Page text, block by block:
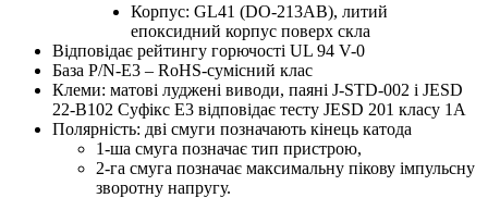
Корпус: GL41 (DO-213AB), литий
епоксидний корпус поверх скла
Відповідає рейтингу горючості UL 94 V-0
База P/N-E3 – RoHS-сумісний клас
Клеми: матові луджені виводи, паяні J-STD-002 і JESD
22-B102 Суфікс E3 відповідає тесту JESD 201 класу 1A
Полярність: дві смуги позначають кінець катода
1-ша смуга позначає тип пристрою,
2-га смуга позначає максимальну пікову імпульсну
зворотну напругу.